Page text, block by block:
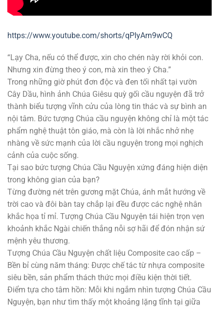
https://www.youtube.com/shorts/qPIyArn9wCQ
“Lạy Cha, nếu có thể được, xin cho chén này rời khỏi con.
Nhưng xin đừng theo ý con, mà xin theo ý Cha.”
Trong những giờ phút đơn độc và đen tối nhất tại vườn
Cây Dầu, hình ảnh Chúa Giêsu quỳ gối cầu nguyện đã trở
thành biểu tượng vĩnh cửu của lòng tin thác và sự bình an
nội tâm. Bức tượng Chúa cầu nguyện không chỉ là một tác
phẩm nghệ thuật tôn giáo, mà còn là lời nhắc nhở nhẹ
nhàng về sức mạnh của lời cầu nguyện trong mọi nghịch
cảnh của cuộc sống.
Tại sao bức tượng Chúa Cầu Nguyện xứng đáng hiện diện
trong không gian của bạn?
Từng đường nét trên gương mặt Chúa, ánh mắt hướng về
trời cao và đôi bàn tay chắp lại đều được các nghệ nhân
khắc họa tỉ mỉ. Tượng Chúa Cầu Nguyện tái hiện trọn vẹn
khoảnh khắc Ngài chiến thắng nỗi sợ hãi để đón nhận sứ
mệnh yêu thương.
Tượng Chúa Cầu Nguyện chất liệu Composite cao cấp –
Bền bỉ cùng năm tháng: Được chế tác từ nhựa composite
siêu bền, sản phẩm thách thức mọi điều kiện thời tiết.
Điểm tựa cho tâm hồn: Mỗi khi ngắm nhìn tượng Chúa Cầu
Nguyện, bạn như tìm thấy một khoảng lặng tĩnh tại giữa